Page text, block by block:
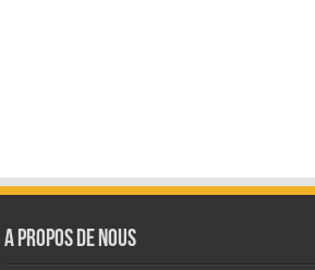
A Propos de Nous